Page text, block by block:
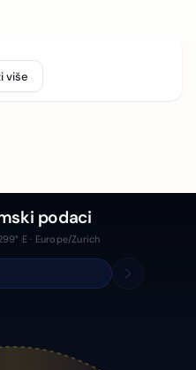
više
podaci
E · Europe/Zurich